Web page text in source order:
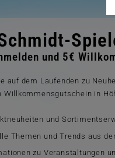
und 5€
auf dem Laufenden zu
Willkommensgutschein in
und
Themen und Trends aus
zu Veranstaltungen